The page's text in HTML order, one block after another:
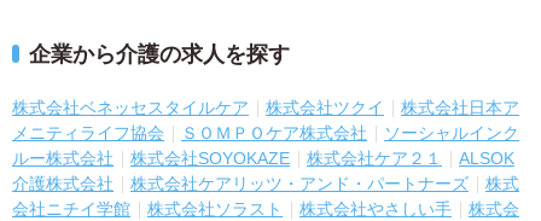
企業から介護の求人を探す
株式会社ベネッセスタイルケア 株式会社ツクイ
株式会社日本ア
メニティライフ協会
ＳＯＭＰＯケア株式会社
ソーシャルインク
ルー株式会社
株式会社SOYOKAZE 株式会社ケア２１
ALSOK
介護株式会社
株式会社ケアリッツ・アンド・パートナーズ
株式
会社ニチイ学館
株式会社ソラスト 株式会社やさしい手
株式会